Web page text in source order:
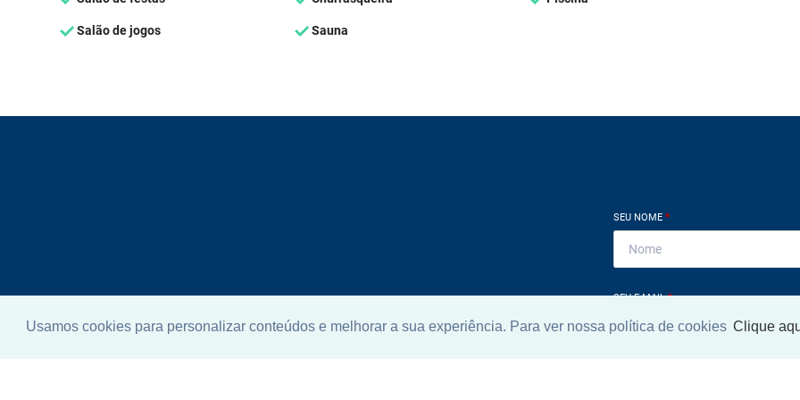
Usamos cookies para personalizar conteúdos e melhorar a sua experiência. Para ver nossa política de cookies Clique
Salão de jogos Sauna
SEU NOME *
SEU E-MAIL*